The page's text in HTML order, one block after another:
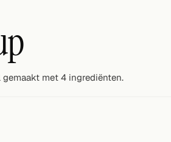
met 4 ingrediënten.